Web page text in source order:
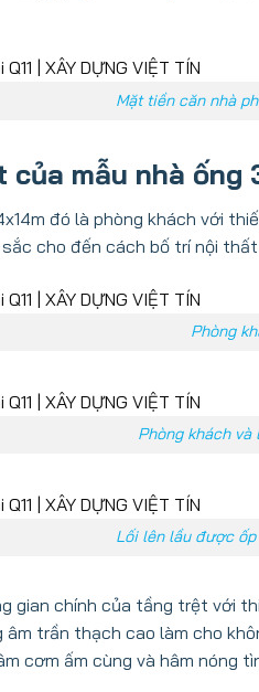
Mặt tiền căn nhà
của mẫu nhà
đó là phòng khách với
cho đến cách bố trí nội
Phòng
Phòng khách và
Lối lên lầu được
gian chính của tầng trệt với
âm trần thạch cao làm cho
cơm ấm cùng và hâm nóng